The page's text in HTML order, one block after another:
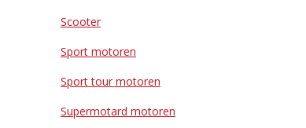
Scooter
Sport motoren
Sport tour motoren
Supermotard motoren